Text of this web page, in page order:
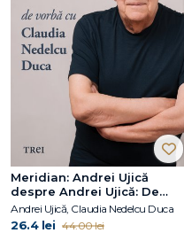
Meridian: Andrei Ujică
despre Andrei Ujică: De
vorbă cu Claudia Nedelcu
Duca
Andrei Ujică, Claudia Nedelcu Duca
26.4 lei 44.00 lei